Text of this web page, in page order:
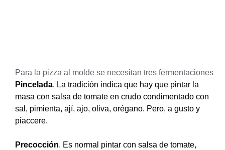
Para la pizza al molde se necesitan tres fermentaciones
Pincelada. La tradición indica que hay que pintar la
masa con salsa de tomate en crudo condimentado con
sal, pimienta, ají, ajo, oliva, orégano. Pero, a gusto y
piaccere.
Precocción. Es normal pintar con salsa de tomate,